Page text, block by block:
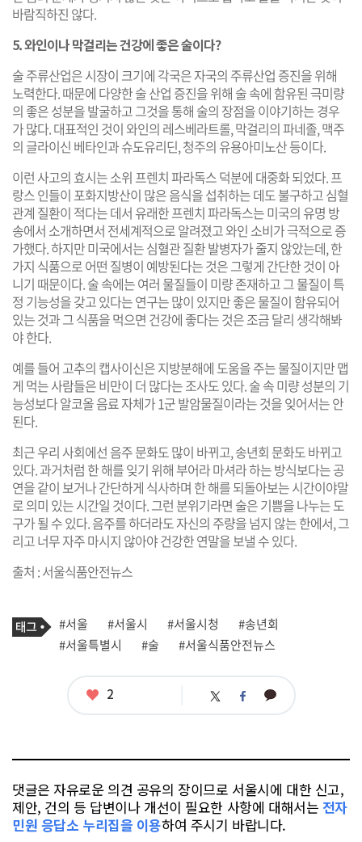
바람직하진 않다.
5. 와인이나 막걸리는 건강에 좋은 술이다?
술 주류산업은 시장이 크기에 각국은 자국의 주류산업 증진을 위해
노력한다. 때문에 다양한 술 산업 증진을 위해 술 속에 함유된 극미량
의 좋은 성분을 발굴하고 그것을 통해 술의 장점을 이야기하는 경우
가 많다. 대표적인 것이 와인의 레스베라트롤, 막걸리의 파네졸, 맥주
의 글라이신 베타인과 슈도유리딘, 청주의 유용아미노산 등이다.
이런 사고의 효시는 소위 프렌치 파라독스 덕분에 대중화 되었다. 프
랑스 인들이 포화지방산이 많은 음식을 섭취하는 데도 불구하고 심혈
관계 질환이 적다는 데서 유래한 프렌치 파라독스는 미국의 유명 방
송에서 소개하면서 전세계적으로 알려졌고 와인 소비가 극적으로 증
가했다. 하지만 미국에서는 심혈관 질환 발병자가 줄지 않았는데, 한
가지 식품으로 어떤 질병이 예방된다는 것은 그렇게 간단한 것이 아
니기 때문이다. 술 속에는 여러 물질들이 미량 존재하고 그 물질이 특
정 기능성을 갖고 있다는 연구는 많이 있지만 좋은 물질이 함유되어
있는 것과 그 식품을 먹으면 건강에 좋다는 것은 조금 달리 생각해봐
야 한다.
예를 들어 고추의 캡사이신은 지방분해에 도움을 주는 물질이지만 맵
게 먹는 사람들은 비만이 더 많다는 조사도 있다. 술 속 미량 성분의 기
능성보다 알코올 음료 자체가 1군 발암물질이라는 것을 잊어서는 안
된다.
최근 우리 사회에선 음주 문화도 많이 바뀌고, 송년회 문화도 바뀌고
있다. 과거처럼 한 해를 잊기 위해 부어라 마셔라 하는 방식보다는 공
연을 같이 보거나 간단하게 식사하며 한 해를 되돌아보는 시간이야말
로 의미 있는 시간일 것이다. 그런 분위기라면 술은 기쁨을 나누는 도
구가 될 수 있다. 음주를 하더라도 자신의 주량을 넘지 않는 한에서, 그
리고 너무 자주 마시지 않아야 건강한 연말을 보낼 수 있다.
출처 : 서울식품안전뉴스
기
사
관
련
태
그
#서울 #서울시 #서울시청
#송년회
#서울특별시
#술 #서울식품안전뉴스
좋
2 트 페 카
댓글은 자유로운 의견 공유의 장이므로 서울시에 대한 신고,
제안, 건의 등 답변이나 개선이 필요한 사항에 대해서는 전자
민원 응답소 누리집을 이용하여 주시기 바랍니다.